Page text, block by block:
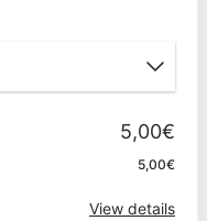
5,00€
5,00€
View details